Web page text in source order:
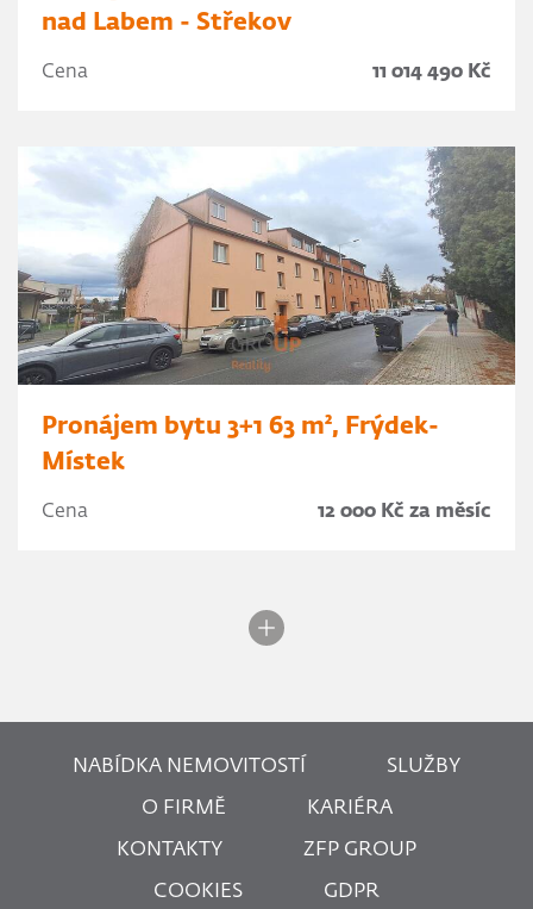
nad Labem - Střekov
Cena 11 014 490 Kč
Pronájem bytu 3+1 63 m², Frýdek-
Místek
Cena 12 000 Kč za měsíc
NABÍDKA NEMOVITOSTÍ SLUŽBY
O FIRMĚ KARIÉRA
KONTAKTY ZFP GROUP
COOKIES GDPR